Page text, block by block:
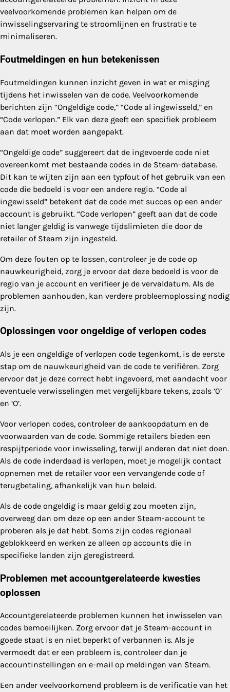
veelvoorkomende problemen kan helpen om de
inwisselingservaring te stroomlijnen en frustratie te
minimaliseren.
Foutmeldingen en hun betekenissen
Foutmeldingen kunnen inzicht geven in wat er misging
tijdens het inwisselen van de code. Veelvoorkomende
berichten zijn “Ongeldige code,” “Code al ingewisseld,” en
“Code verlopen.” Elk van deze geeft een specifiek probleem
aan dat moet worden aangepakt.
“Ongeldige code” suggereert dat de ingevoerde code niet
overeenkomt met bestaande codes in de Steam-database.
Dit kan te wijten zijn aan een typfout of het gebruik van een
code die bedoeld is voor een andere regio. “Code al
ingewisseld” betekent dat de code met succes op een ander
account is gebruikt. “Code verlopen” geeft aan dat de code
niet langer geldig is vanwege tijdslimieten die door de
retailer of Steam zijn ingesteld.
Om deze fouten op te lossen, controleer je de code op
nauwkeurigheid, zorg je ervoor dat deze bedoeld is voor de
regio van je account en verifieer je de vervaldatum. Als de
problemen aanhouden, kan verdere probleemoplossing nodig
zijn.
Oplossingen voor ongeldige of verlopen codes
Als je een ongeldige of verlopen code tegenkomt, is de eerste
stap om de nauwkeurigheid van de code te verifiëren. Zorg
ervoor dat je deze correct hebt ingevoerd, met aandacht voor
eventuele verwisselingen met vergelijkbare tekens, zoals ‘0’
en ‘O’.
Voor verlopen codes, controleer de aankoopdatum en de
voorwaarden van de code. Sommige retailers bieden een
respijtperiode voor inwisseling, terwijl anderen dat niet doen.
Als de code inderdaad is verlopen, moet je mogelijk contact
opnemen met de retailer voor een vervangende code of
terugbetaling, afhankelijk van hun beleid.
Als de code ongeldig is maar geldig zou moeten zijn,
overweeg dan om deze op een ander Steam-account te
proberen als je dat hebt. Soms zijn codes regionaal
geblokkeerd en werken ze alleen op accounts die in
specifieke landen zijn geregistreerd.
Problemen met accountgerelateerde kwesties
oplossen
Accountgerelateerde problemen kunnen het inwisselen van
codes bemoeilijken. Zorg ervoor dat je Steam-account in
goede staat is en niet beperkt of verbannen is. Als je
vermoedt dat er een probleem is, controleer dan je
accountinstellingen en e-mail op meldingen van Steam.
Een ander veelvoorkomend probleem is de verificatie van het